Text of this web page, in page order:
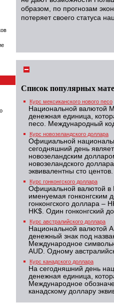
образом, по прогнозам
потеряет своего статуса
Список популярных
Курс мексиканского нового песо
Национальной валютой
денежная единица,
песо. Международный
Курс новозеландского доллара
Официальной
сегодняшний день
новозеландским
новозеландского
эквивалентны сто центов.
Курс гонконгского доллара
Официальной валютой в
именуемая гонконгским
гонконгского доллара –
HK$. Один гонконгский
Курс австралийского доллара
Национальной валютой
денежный знак под
Международное
AUD. Одному
Курс канадского доллара
На сегодняшний день
денежная единица,
Международное
канадскому доллару